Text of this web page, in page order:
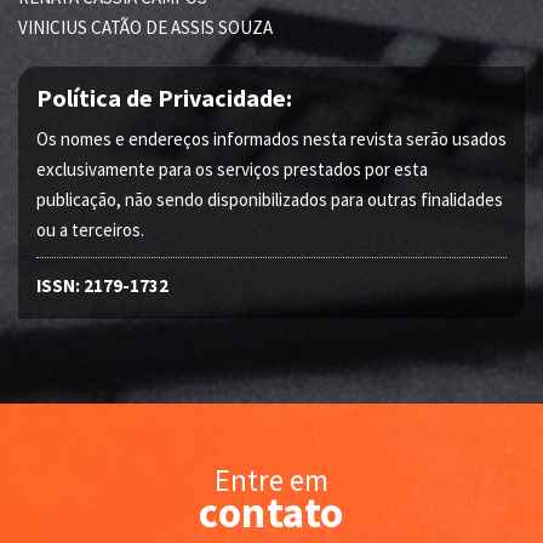
VINICIUS CATÃO DE ASSIS SOUZA
Política de Privacidade:
Os nomes e endereços informados nesta revista serão usados
exclusivamente para os serviços prestados por esta
publicação, não sendo disponibilizados para outras finalidades
ou a terceiros.
ISSN: 2179-1732
Entre em
contato